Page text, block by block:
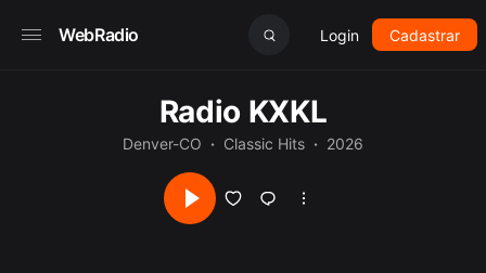
WebRadio Login Cadastrar
Radio KXKL
Denver-CO Classic Hits 2026